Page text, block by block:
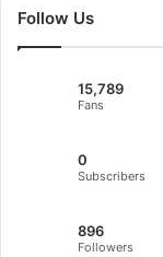
Follow Us
15,789
Fans
0
Subscribers
896
Followers